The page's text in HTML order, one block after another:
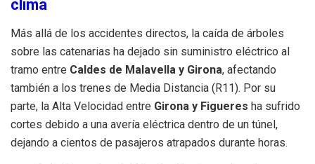
clima
Más allá de los accidentes directos, la caída de árboles
sobre las catenarias ha dejado sin suministro eléctrico al
tramo entre Caldes de Malavella y Girona, afectando
también a los trenes de Media Distancia (R11). Por su
parte, la Alta Velocidad entre Girona y Figueres ha sufrido
cortes debido a una avería eléctrica dentro de un túnel,
dejando a cientos de pasajeros atrapados durante horas.